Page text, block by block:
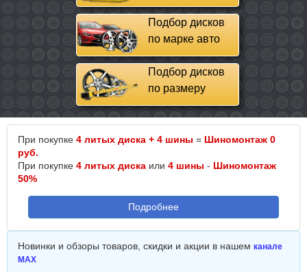
Подбор дисков
по марке авто
Подбор дисков
по размеру
При покупке 4 литых диска + 4 шины = Шиномонтаж 0
руб.
При покупке 4 литых диска или 4 шины - Шиномонтаж
50%
Подробнее
Новинки и обзоры товаров, скидки и акции в нашем канале
MAX